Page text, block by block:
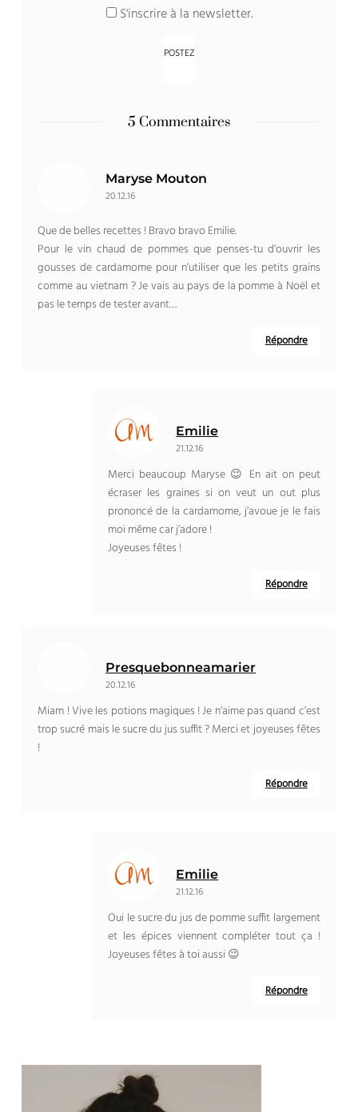
S'inscrire à la newsletter.
5 Commentaires
Maryse Mouton
20.12.16
Que de belles recettes ! Bravo bravo Emilie.
Pour le vin chaud de pommes que penses-tu d’ouvrir les
gousses de cardamome pour n’utiliser que les petits grains
comme au vietnam ? Je vais au pays de la pomme à Noël et
pas le temps de tester avant…
Répondre
Emilie
21.12.16
Merci beaucoup Maryse 😉 En ait on peut
écraser les graines si on veut un out plus
prononcé de la cardamome, j’avoue je le fais
moi même car j’adore !
Joyeuses fêtes !
Répondre
Presquebonneamarier
20.12.16
Miam ! Vive les potions magiques ! Je n’aime pas quand c’est
trop sucré mais le sucre du jus suffit ? Merci et joyeuses fêtes
!
Répondre
Emilie
21.12.16
Oui le sucre du jus de pomme suffit largement
et les épices viennent compléter tout ça !
Joyeuses fêtes à toi aussi 😉
Répondre